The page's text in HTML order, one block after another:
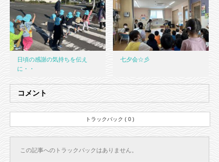
日頃の感謝の気持ちを伝え
に・・
七夕会☆彡
コメント
トラックバック ( 0 )
この記事へのトラックバックはありません。